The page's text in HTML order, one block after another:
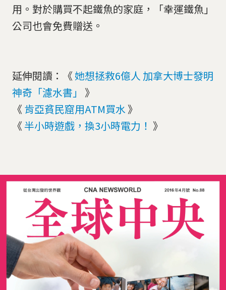
用。對於購買不起鐵魚的家庭，「幸運鐵魚」
公司也會免費贈送。
延伸閱讀：《她想拯救6億人 加拿大博士發明
神奇「濾水書」
》
《 肯亞貧民窟用ATM買水 》
《 半小時遊戲，換3小時電力！ 》